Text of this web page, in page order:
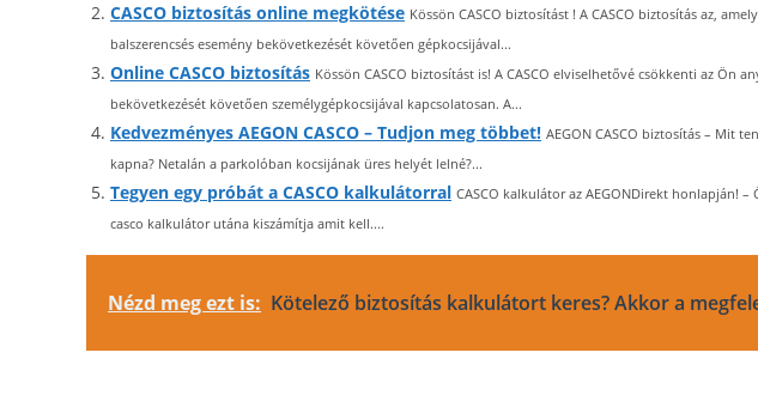
CASCO biztosítás online megkötése Kössön CASCO biztosítást ! A CASCO biztosítás az,
balszerencsés esemény bekövetkezését követően gépkocsijával...
Online CASCO biztosítás Kössön CASCO biztosítást is! A CASCO elviselhetővé csökkenti az Ön
bekövetkezését követően személygépkocsijával kapcsolatosan. A...
Kedvezményes AEGON CASCO – Tudjon meg többet! AEGON CASCO biztosítás – Mit
kapna? Netalán a parkolóban kocsijának üres helyét lelné?...
Tegyen egy próbát a CASCO kalkulátorral CASCO kalkulátor az AEGONDirekt honlapján!
casco kalkulátor utána kiszámítja amit kell....
Nézd meg ezt is: Kötelező biztosítás kalkulátort keres? Akkor a